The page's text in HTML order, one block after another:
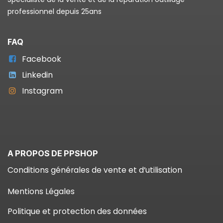
professionnel depuis 25ans
FAQ
Facebook
Linkedin
Instagram
A PROPOS DE PPSHOP
Conditions générales de vente et d’utilisation
Mentions Légales
Politique et protection des données